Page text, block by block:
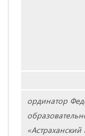
ординатор